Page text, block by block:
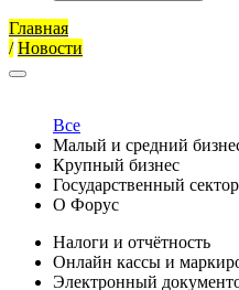
Главная
/ Новости
Все
Малый и средний
Крупный бизнес
Государственный сектор
О Форус
Налоги и отчётность
Онлайн кассы и
Электронный